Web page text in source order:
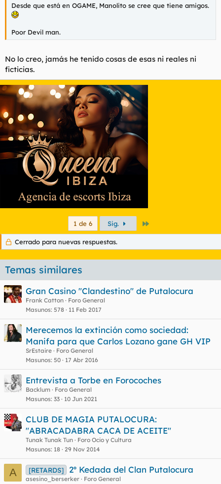
Desde que está en OGAME, Manolito se cree que tiene amigos.
Poor Devil man.
No lo creo, jamás he tenido cosas de esas ni reales ni
ficticias.
1 de 6 Sig.
Cerrado para nuevas respuestas.
Temas similares
Gran Casino "Clandestino" de Putalocura
Frank Catton
Foro General
Masunos 578 11 Feb 2017
Merecemos la extinción como sociedad:
Manifa para que Carlos Lozano gane GH VIP
SrEstaire
Foro General
Masunos 50 17 Abr 2016
Entrevista a Torbe en Forocoches
Backlum
Foro General
Masunos 33 10 Jun 2021
CLUB DE MAGIA PUTALOCURA:
"ABRACADABRA CACA DE ACEITE"
Tunak Tunak Tun
Foro Ocio y Cultura
Masunos 18 29 Nov 2014
A [RETARDS] 2º Kedada del Clan Putalocura
asesino_berserker
Foro General